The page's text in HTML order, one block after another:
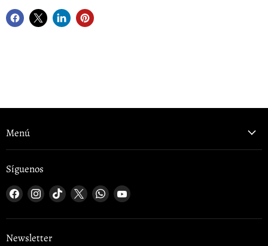
Menú
Síguenos
Encuéntrenos
Facebook
Encuéntrenos
Instagram
Encuéntrenos
TikTok
Encuéntrenos
X
Encuéntrenos
WhatsApp
Encuéntrenos
YouTube
Newsletter